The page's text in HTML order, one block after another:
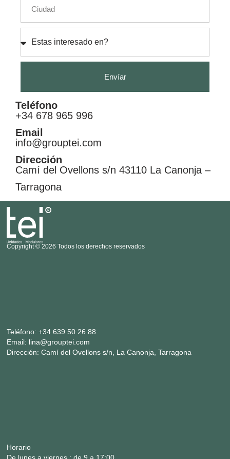
Teléfono
+34 678 965 996
Email
info@grouptei.com
Dirección
Camí del Ovellons s/n 43110 La Canonja –
Tarragona
Envíar
Copyright © 2026 Todos los derechos reservados
Horario
Teléfono:+34 639 50 26 88
Email: lina@grouptei.com
Dirección: Camí del Ovellons s/n, La Canonja, Tarragona